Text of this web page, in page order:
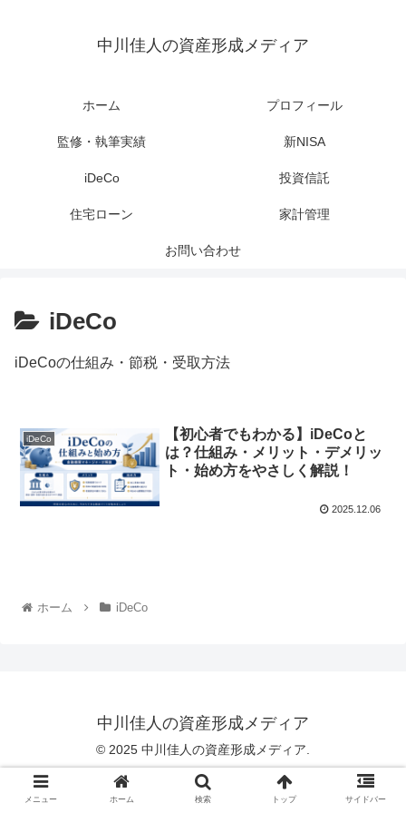
中川佳人の資産形成メディア
ホーム プロフィール
監修・執筆実績 新NISA
iDeCo 投資信託
住宅ローン 家計管理
お問い合わせ
iDeCo
iDeCoの仕組み・節税・受取方法
iDeCo
【初心者でもわかる】iDeCoと
は？仕組み・メリット・デメリッ
ト・始め方をやさしく解説！
2025.12.06
ホーム iDeCo
中川佳人の資産形成メディア
© 2025 中川佳人の資産形成メディア.
メニュー ホーム 検索 トップ サイドバー